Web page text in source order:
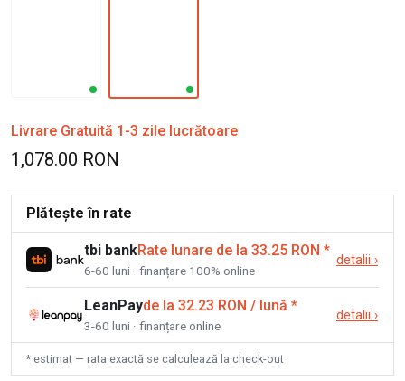
Livrare Gratuită 1-3 zile lucrătoare
1,078.00 RON
Plătește în rate
tbi bankRate lunare de la 33.25 RON *
6-60 luni · finanțare 100% online
detalii ›
LeanPayde la 32.23 RON / lună *
3-60 luni · finanțare online
detalii ›
* estimat — rata exactă se calculează la check-out